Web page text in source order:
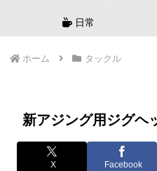
日常
ホーム タックル
新アジング用ジグヘ
X Facebook